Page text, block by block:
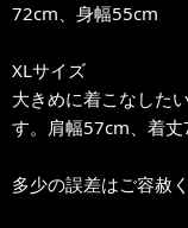
72cm、身幅55cm
XLサイズ
大きめに着こなした
す。肩幅57cm、着
多少の誤差はご容赦く